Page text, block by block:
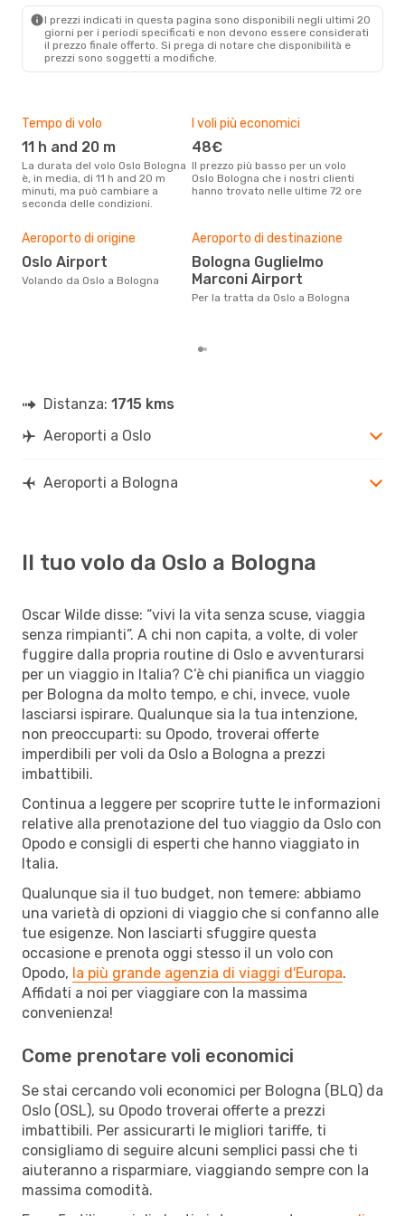
Mar 27 Ott - Sab 31 Ott
Klm Royal Dutch Airlines 1 Scalo
OSL- BLQ
Klm Royal Dutch Airlines
1 Scalo
BLQ- OSL
I prezzi indicati in questa pagina sono disponibili negli ultimi 20
giorni per i periodi specificati e non devono essere considerati
il ​​prezzo finale offerto. Si prega di notare che disponibilità e
prezzi sono soggetti a modifiche.
Tempo di volo
11 h and 20 m
La durata del volo Oslo Bologna
è, in media, di 11 h and 20 m
minuti, ma può cambiare a
seconda delle condizioni.
I voli più economici
48€
Il prezzo più basso per un volo
Oslo Bologna che i nostri clienti
hanno trovato nelle ultime 72 ore
Aeroporto di origine
Oslo Airport
Volando da Oslo a Bologna
Aeroporto di destinazione
Bologna Guglielmo
Marconi Airport
Per la tratta da Oslo a Bologna
Distanza: 1715 kms
Aeroporti a Oslo
Aeroporti a Bologna
Il tuo volo da Oslo a Bologna
Oscar Wilde disse: “vivi la vita senza scuse, viaggia
senza rimpianti”. A chi non capita, a volte, di voler
fuggire dalla propria routine di Oslo e avventurarsi
per un viaggio in Italia? C’è chi pianifica un viaggio
per Bologna da molto tempo, e chi, invece, vuole
lasciarsi ispirare. Qualunque sia la tua intenzione,
non preoccuparti: su Opodo, troverai offerte
imperdibili per voli da Oslo a Bologna a prezzi
imbattibili.
Continua a leggere per scoprire tutte le informazioni
relative alla prenotazione del tuo viaggio da Oslo con
Opodo e consigli di esperti che hanno viaggiato in
Italia.
Qualunque sia il tuo budget, non temere: abbiamo
una varietà di opzioni di viaggio che si confanno alle
tue esigenze. Non lasciarti sfuggire questa
occasione e prenota oggi stesso il un volo con
Opodo, la più grande agenzia di viaggi d'Europa.
Affidati a noi per viaggiare con la massima
convenienza!
Come prenotare voli economici
Se stai cercando voli economici per Bologna (BLQ) da
Oslo (OSL), su Opodo troverai offerte a prezzi
imbattibili. Per assicurarti le migliori tariffe, ti
consigliamo di seguire alcuni semplici passi che ti
aiuteranno a risparmiare, viaggiando sempre con la
massima comodità.